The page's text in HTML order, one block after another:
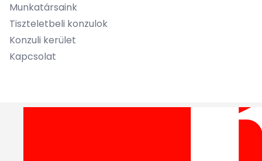
Munkatársaink
Tiszteletbeli konzulok
Konzuli kerület
Kapcsolat